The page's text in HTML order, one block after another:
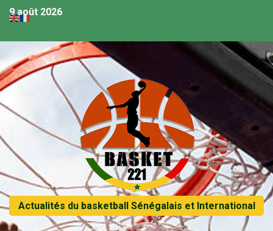
9 août 2026
Actualités du basketball Sénégalais et International